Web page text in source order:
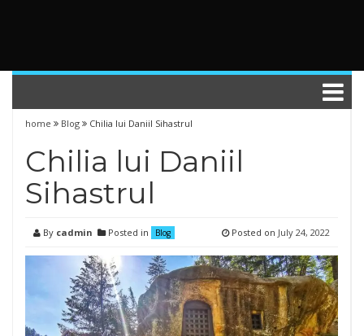
home Blog Chilia lui Daniil Sihastrul
Chilia lui Daniil
Sihastrul
By cadmin Posted in Blog Posted on July 24, 2022